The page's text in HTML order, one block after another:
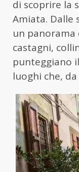
di scoprire la
Amiata. Dalle
un panorama
castagni,
punteggiano
luoghi che,